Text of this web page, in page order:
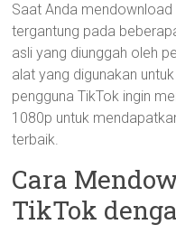
Saat Anda
tergantung pada
asli yang diunggah oleh
alat yang digunakan
pengguna TikTok ingin
1080p untuk
terbaik.
Cara
TikTok